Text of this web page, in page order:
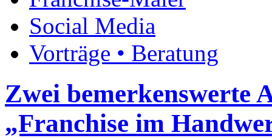
Social Media
Vorträge • Beratung
Zwei bemerkenswerte
„Franchise im